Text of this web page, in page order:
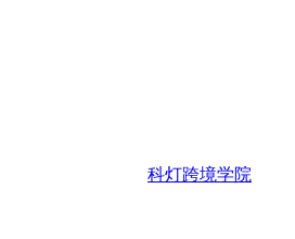
科灯跨境学院